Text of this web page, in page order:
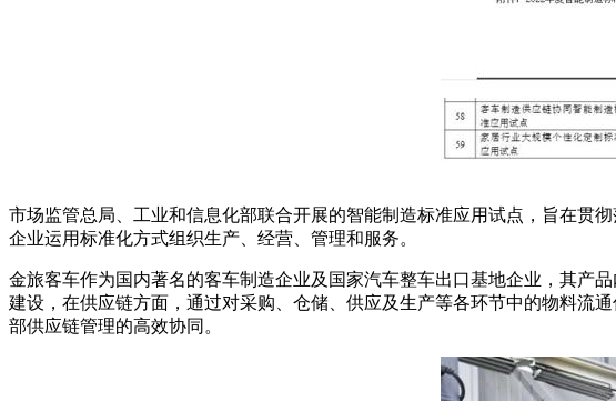
市场监管总局、工业和信息化部联合开展的智能制造标准应用试点，旨在贯
企业运用标准化方式组织生产、经营、管理和服务。
金旅客车作为国内著名的客车制造企业及国家汽车整车出口基地企业，其产
建设，在供应链方面，通过对采购、仓储、供应及生产等各环节中的物料流
部供应链管理的高效协同。